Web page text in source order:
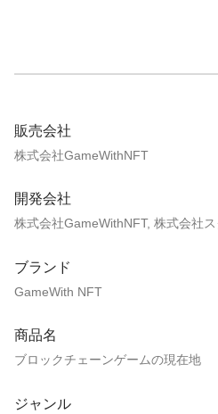
販売会社
株式会社GameWithNFT
開発会社
株式会社GameWithNFT, 株式会社
ブランド
GameWith NFT
商品名
ブロックチェーンゲームの現在地
ジャンル